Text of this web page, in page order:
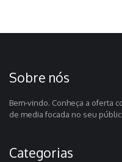
Sobre nós
Bem-vindo. Conheça a oferta
de media focada no seu
Categorias